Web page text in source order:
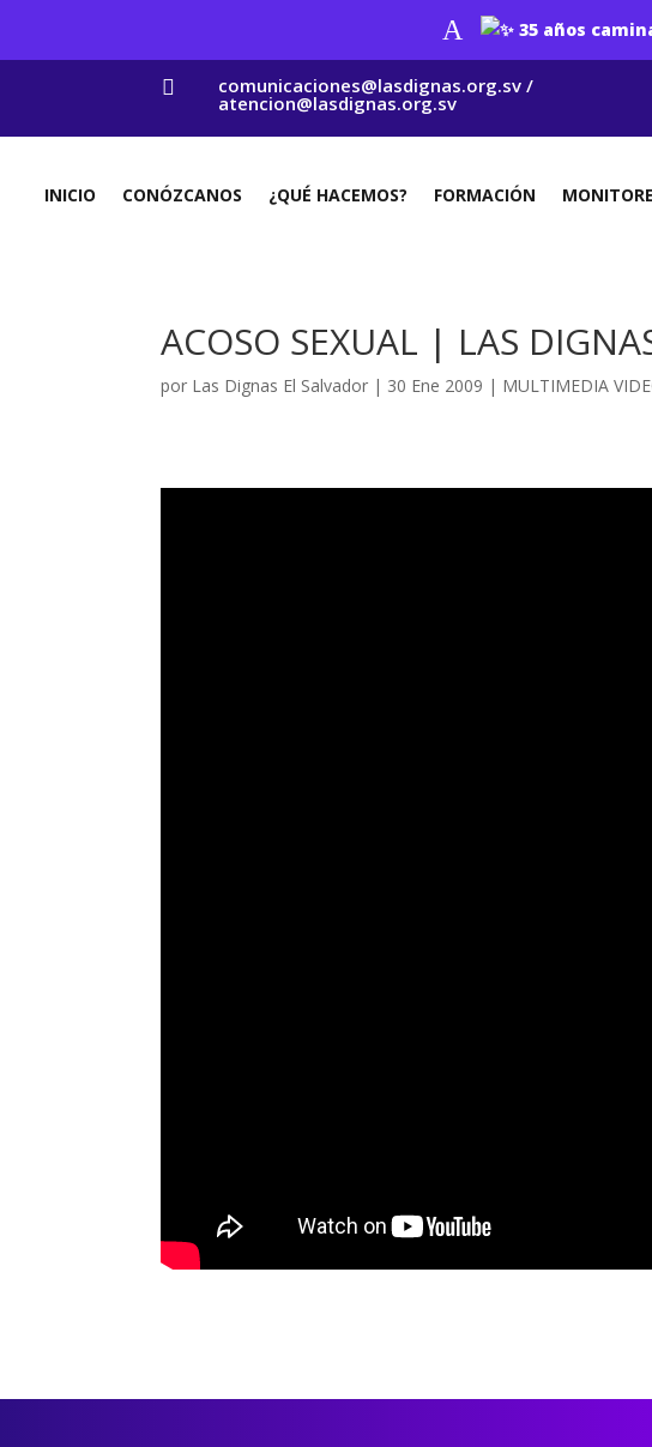
A 35 años
 comunicaciones@lasdignas.org.sv /
atencion@lasdignas.org.sv
INICIO CONÓZCANOS ¿QUÉ HACEMOS? FORMACIÓN
ACOSO SEXUAL | LAS
por Las Dignas El Salvador | 30 Ene 2009 | MULTIMEDIA